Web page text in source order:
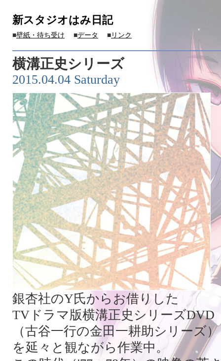
新スタジオはみ日記
■壁紙・待ち受け ■データ ■ リンク
横溝正史シリーズ
2015.04.04 Saturday
銀杏社のY氏からお借りした
TVドラマ版横溝正史シリーズDVD
（古谷一行の金田一耕助シリーズ）
を延々と観ながら作業中。